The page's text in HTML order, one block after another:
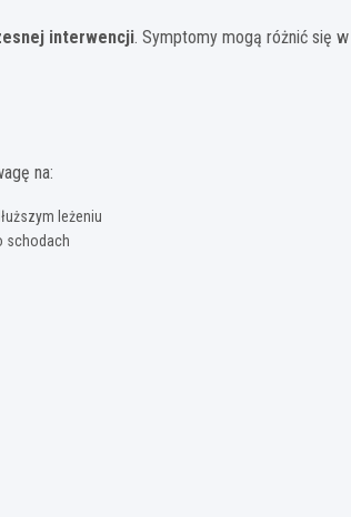
interwencji. Symptomy mogą różnić się w
na:
leżeniu
schodach